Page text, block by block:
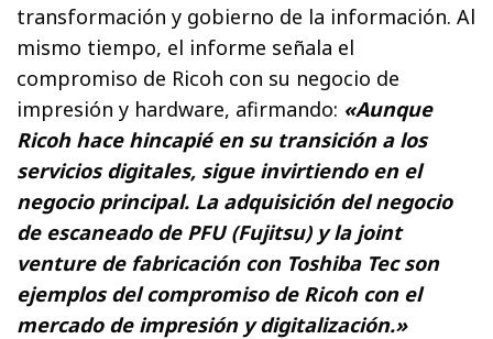
transformación y gobierno de la información. Al
mismo tiempo, el informe señala el
compromiso de Ricoh con su negocio de
impresión y hardware, afirmando: «Aunque
Ricoh hace hincapié en su transición a los
servicios digitales, sigue invirtiendo en el
negocio principal. La adquisición del negocio
de escaneado de PFU (Fujitsu) y la joint
venture de fabricación con Toshiba Tec son
ejemplos del compromiso de Ricoh con el
mercado de impresión y digitalización.»